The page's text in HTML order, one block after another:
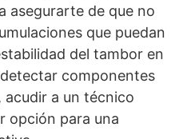
asegurarte de que no
que puedan
del tambor en
componentes
acudir a un técnico
opción para una